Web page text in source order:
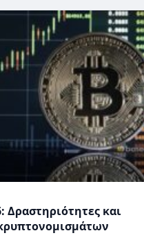
Δραστηριότητες και